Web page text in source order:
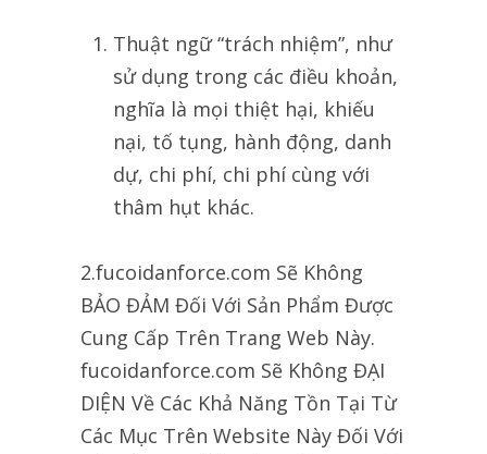
Thuật ngữ “trách nhiệm”, như
sử dụng trong các điều khoản,
nghĩa là mọi thiệt hại, khiếu
nại, tố tụng, hành động, danh
dự, chi phí, chi phí cùng với
thâm hụt khác.
2.fucoidanforce.com Sẽ Không
BẢO ĐẢM Đối Với Sản Phẩm Được
Cung Cấp Trên Trang Web Này.
fucoidanforce.com Sẽ Không ĐẠI
DIỆN Về Các Khả Năng Tồn Tại Từ
Các Mục Trên Website Này Đối Với